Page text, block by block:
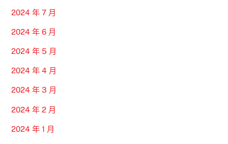
2024 年 7 月
2024 年 6 月
2024 年 5 月
2024 年 4 月
2024 年 3 月
2024 年 2 月
2024 年 1 月